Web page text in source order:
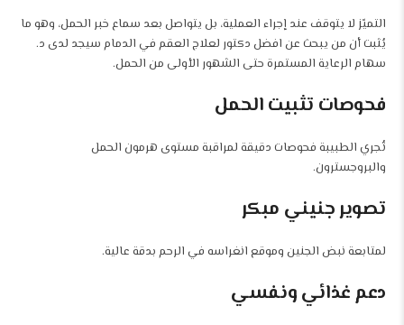
التميّز لا يتوقف عند إجراء العملية، بل يتواصل بعد سماع خبر الحمل، وهو ما
يُثبت أن من يبحث عن افضل دكتور لعلاج العقم في الدمام سيجد لدى د.
سهام الرعاية المستمرة حتى الشهور الأولى من الحمل.
فحوصات تثبيت الحمل
تُجري الطبيبة فحوصات دقيقة لمراقبة مستوى هرمون الحمل
والبروجسترون.
تصوير جنيني مبكر
لمتابعة نبض الجنين وموقع انغراسه في الرحم بدقة عالية.
دعم غذائي ونفسي